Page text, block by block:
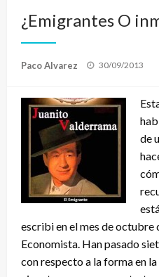
¿Emigrantes O
Paco Alvarez
Publicado
30/09/2013
de
escribi en el mes de octubre
Economista. Han pasado
con respecto a la forma en